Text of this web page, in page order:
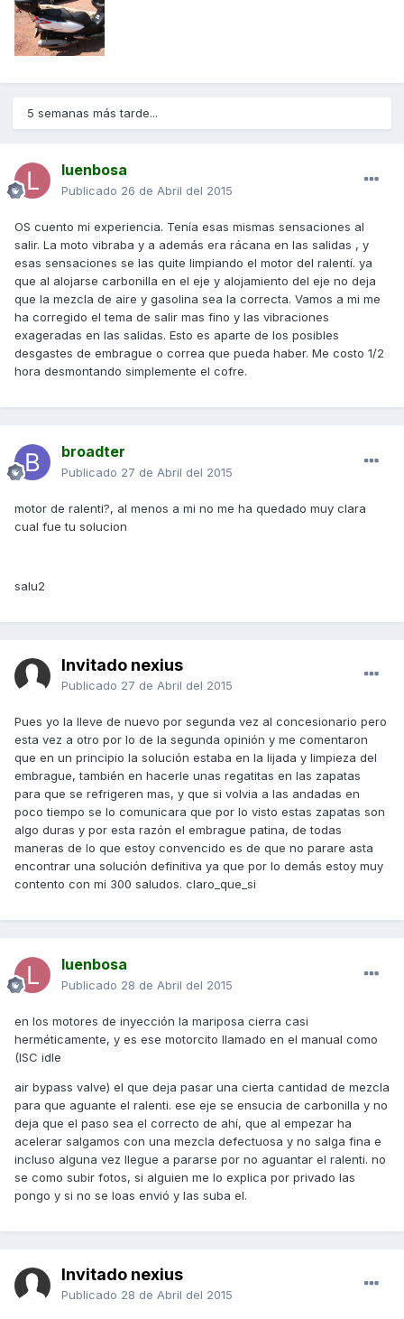
5 semanas más tarde...
luenbosa
Publicado 26 de Abril del 2015
OS cuento mi experiencia. Tenía esas mismas sensaciones al
salir. La moto vibraba y a además era rácana en las salidas , y
esas sensaciones se las quite limpiando el motor del ralentí. ya
que al alojarse carbonilla en el eje y alojamiento del eje no deja
que la mezcla de aire y gasolina sea la correcta. Vamos a mi me
ha corregido el tema de salir mas fino y las vibraciones
exageradas en las salidas. Esto es aparte de los posibles
desgastes de embrague o correa que pueda haber. Me costo 1/2
hora desmontando simplemente el cofre.
broadter
Publicado 27 de Abril del 2015
motor de ralenti?, al menos a mi no me ha quedado muy clara
cual fue tu solucion
salu2
Invitado nexius
Publicado 27 de Abril del 2015
Pues yo la lleve de nuevo por segunda vez al concesionario pero
esta vez a otro por lo de la segunda opinión y me comentaron
que en un principio la solución estaba en la lijada y limpieza del
embrague, también en hacerle unas regatitas en las zapatas
para que se refrigeren mas, y que si volvia a las andadas en
poco tiempo se lo comunicara que por lo visto estas zapatas son
algo duras y por esta razón el embrague patina, de todas
maneras de lo que estoy convencido es de que no parare asta
encontrar una solución definitiva ya que por lo demás estoy muy
contento con mi 300 saludos. claro_que_si
luenbosa
Publicado 28 de Abril del 2015
en los motores de inyección la mariposa cierra casi
herméticamente, y es ese motorcito llamado en el manual como
(ISC idle
air bypass valve) el que deja pasar una cierta cantidad de mezcla
para que aguante el ralenti. ese eje se ensucia de carbonilla y no
deja que el paso sea el correcto de ahí, que al empezar ha
acelerar salgamos con una mezcla defectuosa y no salga fina e
incluso alguna vez llegue a pararse por no aguantar el ralenti. no
se como subir fotos, si alguien me lo explica por privado las
pongo y si no se loas envió y las suba el.
Invitado nexius
Publicado 28 de Abril del 2015